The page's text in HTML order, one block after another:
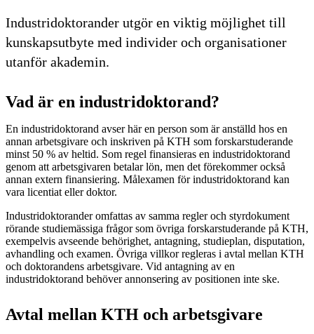
Industridoktorander utgör en viktig möjlighet till
kunskapsutbyte med individer och organisationer
utanför akademin.
Vad är en industridoktorand?
En industridoktorand avser här en person som är anställd hos en
annan arbetsgivare och inskriven på KTH som forskarstuderande
minst 50 % av heltid. Som regel finansieras en industridoktorand
genom att arbetsgivaren betalar lön, men det förekommer också
annan extern finansiering. Målexamen för industridoktorand kan
vara licentiat eller doktor.
Industridoktorander omfattas av samma regler och styrdokument
rörande studiemässiga frågor som övriga forskarstuderande på KTH,
exempelvis avseende behörighet, antagning, studieplan, disputation,
avhandling och examen. Övriga villkor regleras i avtal mellan KTH
och doktorandens arbetsgivare. Vid antagning av en
industridoktorand behöver annonsering av positionen inte ske.
Avtal mellan KTH och arbetsgivare